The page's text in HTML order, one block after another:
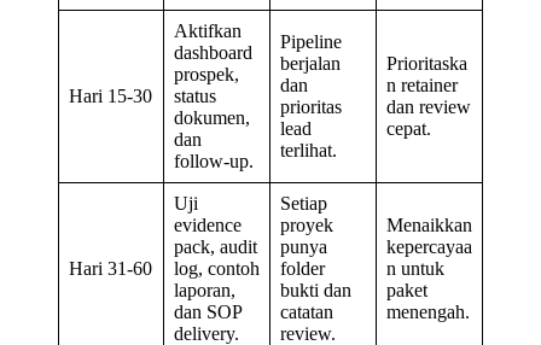
Hari 15-30
Aktifkan
dashboard
prospek,
status
dokumen,
dan
follow-up.
Pipeline
berjalan
dan
prioritas
lead
terlihat.
Prioritaska
n retainer
dan review
cepat.
Hari 31-60
Uji
evidence
pack, audit
log, contoh
laporan,
dan SOP
delivery.
Setiap
proyek
punya
folder
bukti dan
catatan
review.
Menaikkan
kepercayaa
n untuk
paket
menengah.